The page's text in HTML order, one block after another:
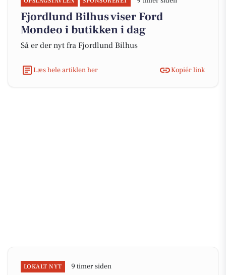
Fjordlund Bilhus viser Ford
Mondeo i butikken i dag
Så er der nyt fra Fjordlund Bilhus
Læs hele artiklen her Kopiér link
LOKALT NYT 9 timer siden